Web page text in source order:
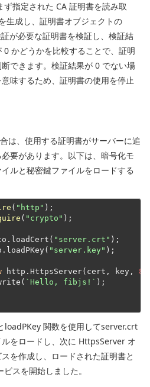
指定された CA 証明書を読み取
生成し、証明書オブジェクトの
が必要な証明書を検証し、検証結
かどうかを比較することで、証明
できます。検証結果が 0 でない場
味するため、証明書の使用を停止
は、使用する証明書がサーバーに追
要があります。以下は、暗号化モ
ルと秘密鍵ファイルをロードする
( "http"
( "crypto" );
"server.crt"
"server.key" );
http.HttpsServer(cert, key,
`Hello, fibjs!` );
loadPKey 関数を使用してserver.crt
をロードし、次に HttpsServer オ
を作成し、ロードされた証明書と
スを開始しました。